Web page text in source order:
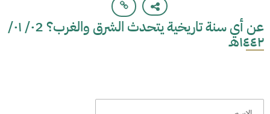
عن أي سنة تاريخية يتحدث الشرق والغرب؟ ٠2/ ٠١/
١٤٤٢هـ